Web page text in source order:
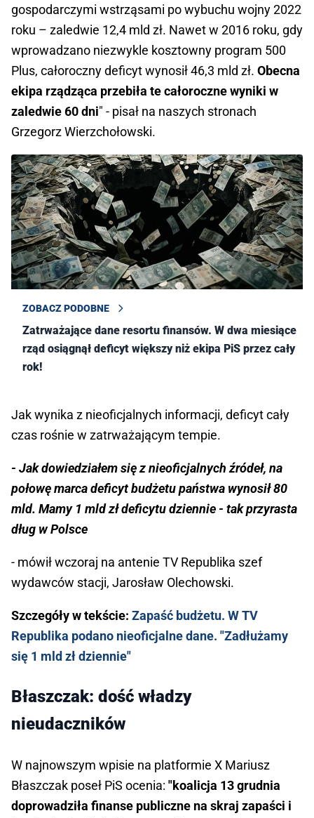
gospodarczymi wstrząsami po wybuchu wojny 2022
roku – zaledwie 12,4 mld zł. Nawet w 2016 roku, gdy
wprowadzano niezwykle kosztowny program 500
Plus, całoroczny deficyt wynosił 46,3 mld zł. Obecna
ekipa rządząca przebiła te całoroczne wyniki w
zaledwie 60 dni" - pisał na naszych stronach
Grzegorz Wierzchołowski.
ZOBACZ PODOBNE
Zatrważające dane resortu finansów. W dwa miesiące
rząd osiągnął deficyt większy niż ekipa PiS przez cały
rok!
Jak wynika z nieoficjalnych informacji, deficyt cały
czas rośnie w zatrważającym tempie.
- Jak dowiedziałem się z nieoficjalnych źródeł, na
połowę marca deficyt budżetu państwa wynosił 80
mld. Mamy 1 mld zł deficytu dziennie - tak przyrasta
dług w Polsce
- mówił wczoraj na antenie TV Republika szef
wydawców stacji, Jarosław Olechowski.
Szczegóły w tekście: Zapaść budżetu. W TV
Republika podano nieoficjalne dane. "Zadłużamy
się 1 mld zł dziennie"
Błaszczak: dość władzy
nieudaczników
W najnowszym wpisie na platformie X Mariusz
Błaszczak poseł PiS ocenia: "koalicja 13 grudnia
doprowadziła finanse publiczne na skraj zapaści i